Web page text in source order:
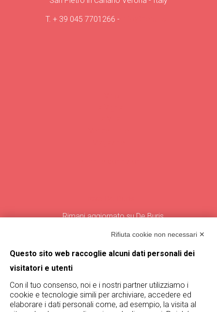
T. + 39 045 7701266 -
Rimani aggiornato su De Buris
Rifiuta cookie non necessari ✕
Questo sito web raccoglie alcuni dati personali dei
visitatori e utenti
Con il tuo consenso, noi e i nostri partner utilizziamo i
cookie e tecnologie simili per archiviare, accedere ed
elaborare i dati personali come, ad esempio, la visita al